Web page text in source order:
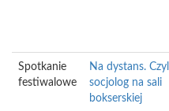
Spotkanie
festiwalowe
Na dystans.
socjolog na sali
bokserskiej